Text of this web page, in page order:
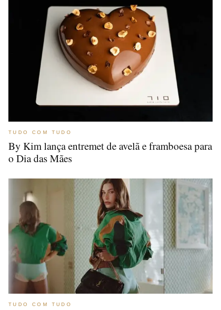
TUDO COM TUDO
By Kim lança entremet de avelã e framboesa para
o Dia das Mães
TUDO COM TUDO